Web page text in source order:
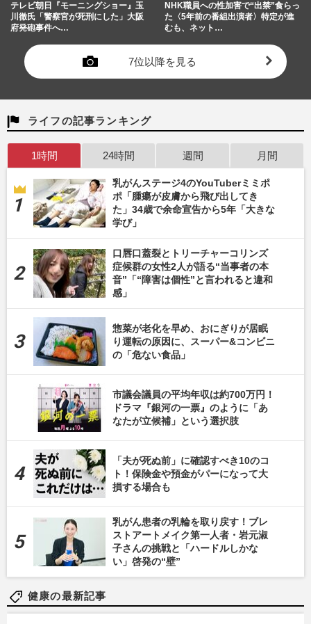
テレビ朝日『モーニングショー』玉
川徹氏「警察官が死刑にした」大阪
府発砲事件へ…
NHK職員への性加害で“出禁”食らっ
た〈5年前の番組出演者〉特定が進
むも、ネット…
7位以降を見る
ライフの記事ランキング
1時間 24時間 週間 月間
乳がんステージ4のYouTuberミミポ
ポ「腫瘍が皮膚から飛び出してき
た」34歳で余命宣告から5年「大きな
学び」
口唇口蓋裂とトリーチャーコリンズ
症候群の女性2人が語る“当事者の本
音”「“障害は個性”と言われると違和
感」
惣菜が老化を早め、おにぎりが居眠
り運転の原因に、スーパー&コンビニ
の「危ない食品」
市議会議員の平均年収は約700万円！
ドラマ『銀河の一票』のように「あ
なたが立候補」という選択肢
「夫が死ぬ前」に確認すべき10のコ
ト！保険金や預金がパーになって大
損する場合も
乳がん患者の乳輪を取り戻す！ブレ
ストアートメイク第一人者・岩元淑
子さんの挑戦と「ハードルしかな
い」啓発の“壁”
健康の最新記事